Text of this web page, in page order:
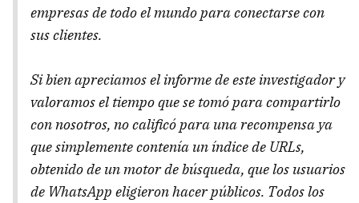
empresas de todo el mundo para conectarse con
sus clientes.
Si bien apreciamos el informe de este investigador y
valoramos el tiempo que se tomó para compartirlo
con nosotros, no calificó para una recompensa ya
que simplemente contenía un índice de URLs,
obtenido de un motor de búsqueda, que los usuarios
de WhatsApp eligieron hacer públicos. Todos los